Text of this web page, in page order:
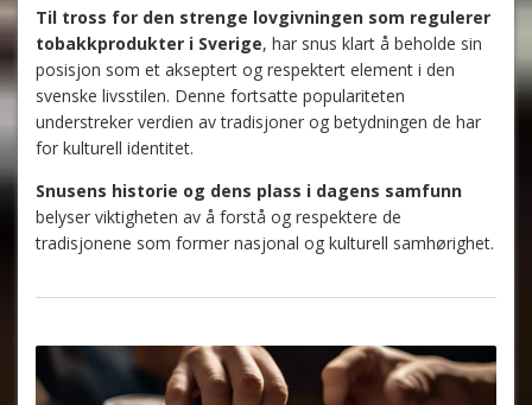
Til tross for den strenge lovgivningen som regulerer
tobakkprodukter i Sverige, har snus klart å beholde sin
posisjon som et akseptert og respektert element i den
svenske livsstilen. Denne fortsatte populariteten
understreker verdien av tradisjoner og betydningen de har
for kulturell identitet.
Snusens historie og dens plass i dagens samfunn
belyser viktigheten av å forstå og respektere de
tradisjonene som former nasjonal og kulturell samhørighet.